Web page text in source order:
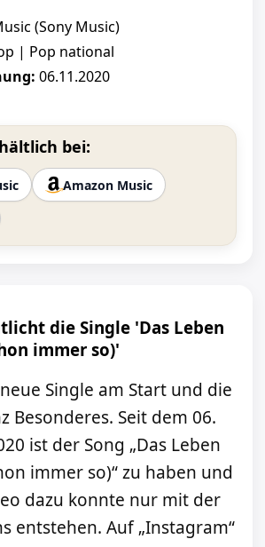
(Sony Music)
| Pop national
06.11.2020
bei:
Amazon Music
die Single 'Das Leben
immer so)'
Single am Start und die
Besonderes. Seit dem 06.
ist der Song „Das Leben
immer so)“ zu haben und
dazu konnte nur mit der
entstehen. Auf „Instagram“